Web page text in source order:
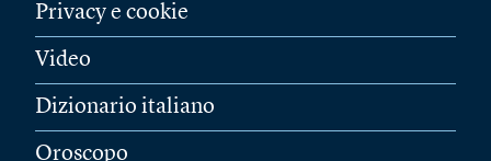
Privacy e cookie
Video
Dizionario italiano
Oroscopo